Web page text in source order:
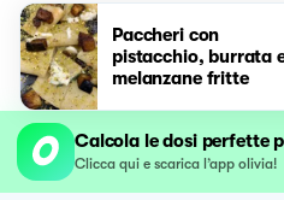
Paccheri con
pistacchio, burrata
melanzane fritte
Calcola le dosi perfette
Clicca qui e scarica l’app olivia!